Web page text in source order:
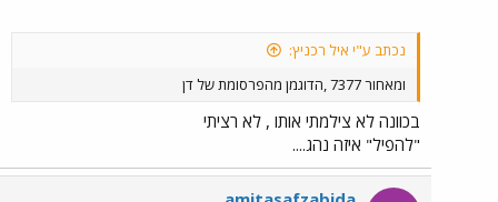
נכתב ע"י איל רכניץ:
ומאחור 7377 ,הדוגמן מהפרסומת של דן
בכוונה לא צילמתי אותו , לא רציתי
"להפיל" איזה נהג....